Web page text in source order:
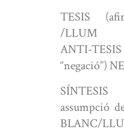
TESIS
/LLUM
ANTI-
“negació”)
assumpció
BLANC/